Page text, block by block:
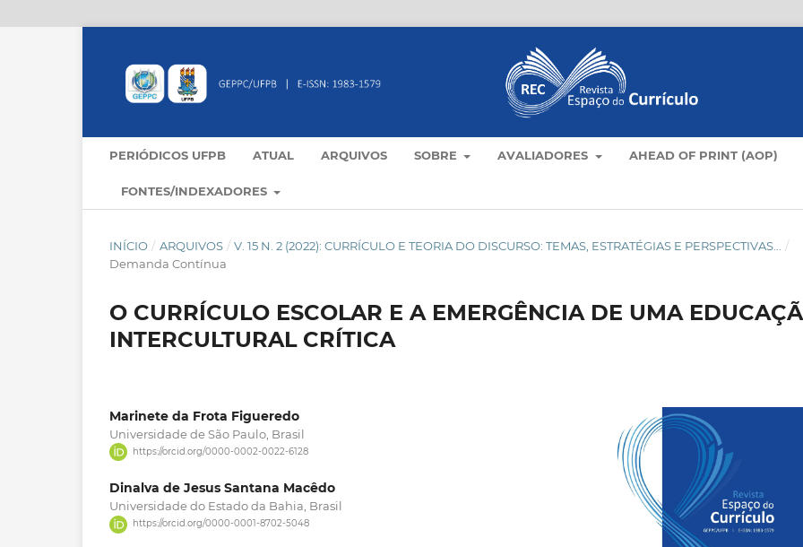
PERIÓDICOS UFPB ATUAL ARQUIVOS SOBRE AVALIADORES AHEAD OF PRINT (AOP)
FONTES/INDEXADORES
INÍCIO / ARQUIVOS / V. 15 N. 2 (2022): CURRÍCULO E TEORIA DO DISCURSO: TEMAS, ESTRATÉGIAS E PERSPECTIVAS...
/
Demanda Contínua
O CURRÍCULO ESCOLAR E A EMERGÊNCIA DE UMA
INTERCULTURAL CRÍTICA
Marinete da Frota Figueredo
Universidade de São Paulo, Brasil
https://orcid.org/0000-0002-0022-6128
Dinalva de Jesus Santana Macêdo
Universidade do Estado da Bahia, Brasil
https://orcid.org/0000-0001-8702-5048